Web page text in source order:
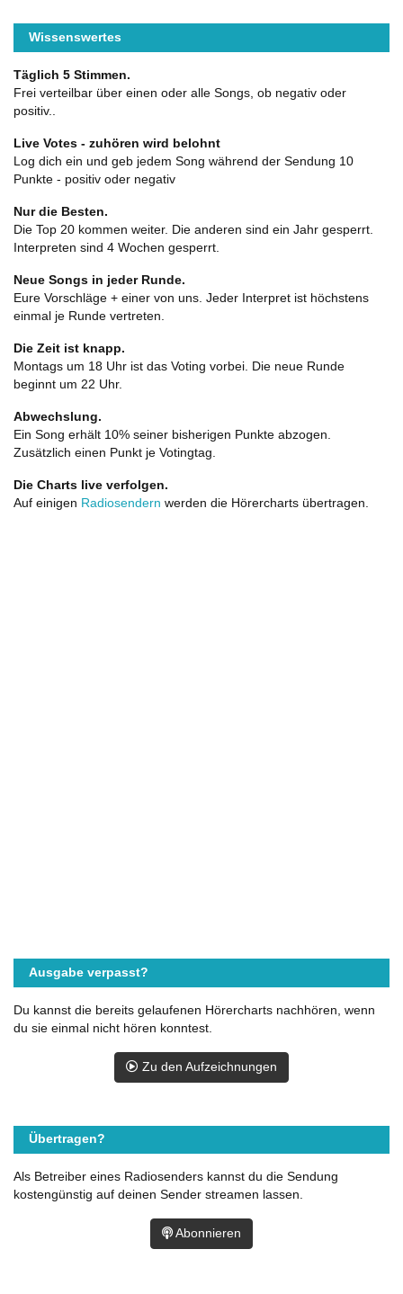
Wissenswertes
Täglich 5 Stimmen.
Frei verteilbar über einen oder alle Songs, ob negativ oder
positiv..
Live Votes - zuhören wird belohnt
Log dich ein und geb jedem Song während der Sendung 10
Punkte - positiv oder negativ
Nur die Besten.
Die Top 20 kommen weiter. Die anderen sind ein Jahr gesperrt.
Interpreten sind 4 Wochen gesperrt.
Neue Songs in jeder Runde.
Eure Vorschläge + einer von uns. Jeder Interpret ist höchstens
einmal je Runde vertreten.
Die Zeit ist knapp.
Montags um 18 Uhr ist das Voting vorbei. Die neue Runde
beginnt um 22 Uhr.
Abwechslung.
Ein Song erhält 10% seiner bisherigen Punkte abzogen.
Zusätzlich einen Punkt je Votingtag.
Die Charts live verfolgen.
Auf einigen Radiosendern werden die Hörercharts übertragen.
Ausgabe verpasst?
Du kannst die bereits gelaufenen Hörercharts nachhören, wenn
du sie einmal nicht hören konntest.
Zu den Aufzeichnungen
Übertragen?
Als Betreiber eines Radiosenders kannst du die Sendung
kostengünstig auf deinen Sender streamen lassen.
Abonnieren